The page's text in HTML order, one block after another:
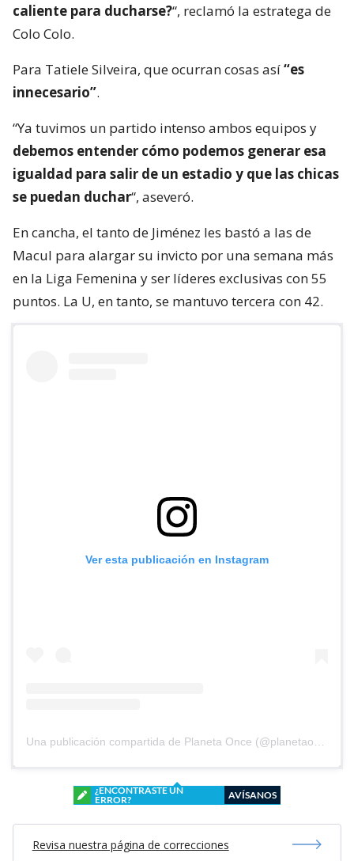
caliente para ducharse?“, reclamó la estratega de
Colo Colo.
Para Tatiele Silveira, que ocurran cosas así“es
innecesario”.
“Ya tuvimos un partido intenso ambos equipos y
debemos entender cómo podemos generar esa
igualdad para salir de un estadio y que las chicas
se puedan duchar“, aseveró.
En cancha, el tanto de Jiménez les bastó a las de
Macul para alargar su invicto por una semana más
en la Liga Femenina y ser líderes exclusivas con 55
puntos. La U, en tanto, se mantuvo tercera con 42.
Ver esta publicación en Instagram
¿ENCONTRASTE UN
ERROR?
AVÍSANOS
Revisa nuestra página de correcciones